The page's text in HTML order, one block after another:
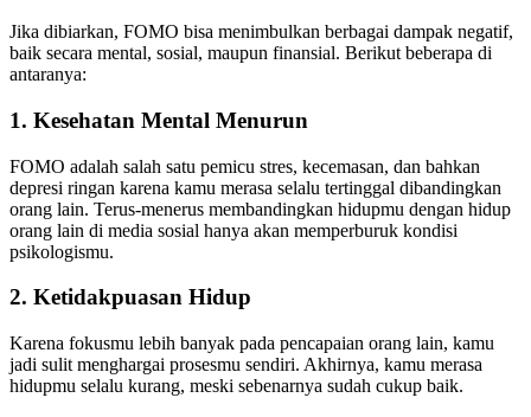
Jika dibiarkan, FOMO bisa menimbulkan berbagai dampak negatif,
baik secara mental, sosial, maupun finansial. Berikut beberapa di
antaranya:
1. Kesehatan Mental Menurun
FOMO adalah salah satu pemicu stres, kecemasan, dan bahkan
depresi ringan karena kamu merasa selalu tertinggal dibandingkan
orang lain. Terus-menerus membandingkan hidupmu dengan hidup
orang lain di media sosial hanya akan memperburuk kondisi
psikologismu.
2. Ketidakpuasan Hidup
Karena fokusmu lebih banyak pada pencapaian orang lain, kamu
jadi sulit menghargai prosesmu sendiri. Akhirnya, kamu merasa
hidupmu selalu kurang, meski sebenarnya sudah cukup baik.